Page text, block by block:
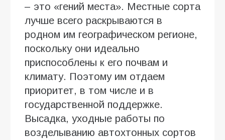
– это «гений места». Местные сорта
лучше всего раскрываются в
родном им географическом регионе,
поскольку они идеально
приспособлены к его почвам и
климату. Поэтому им отдаем
приоритет, в том числе и в
государственной поддержке.
Высадка, уходные работы по
возделыванию автохтонных сортов